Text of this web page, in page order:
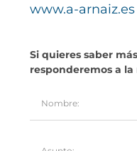
www.a-arnaiz.es
Si quieres saber
responderemos a